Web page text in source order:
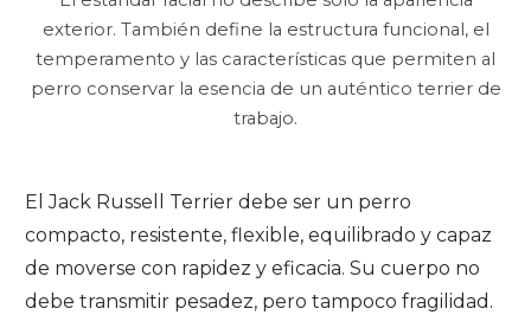
exterior. También define la estructura funcional, el
temperamento y las características que permiten al
perro conservar la esencia de un auténtico terrier de
trabajo.
El Jack Russell Terrier debe ser un perro
compacto, resistente, flexible, equilibrado y capaz
de moverse con rapidez y eficacia. Su cuerpo no
debe transmitir pesadez, pero tampoco fragilidad.